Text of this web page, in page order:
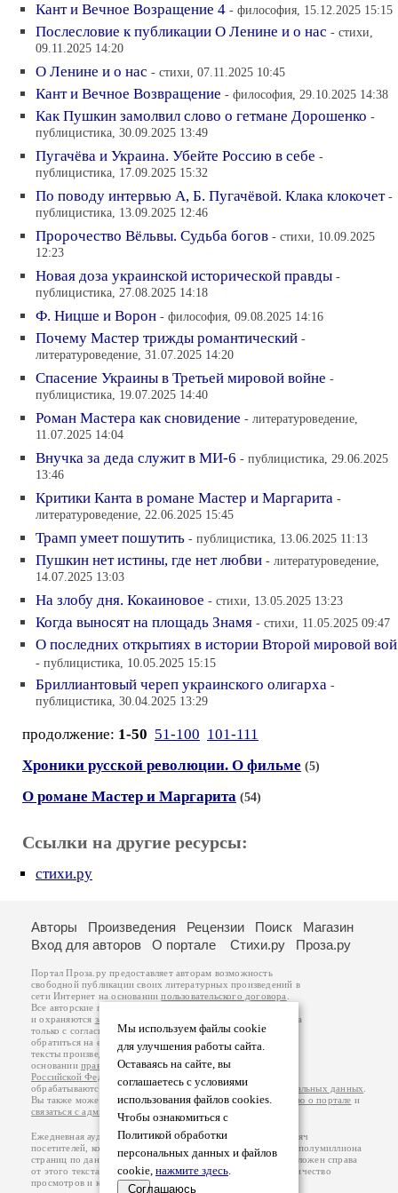
Кант и Вечное Возращение 4 - философия, 15.12.2025 15:15
Послесловие к публикации О Ленине и о нас - стихи,
09.11.2025 14:20
О Ленине и о нас - стихи, 07.11.2025 10:45
Кант и Вечное Возвращение - философия, 29.10.2025 14:38
Как Пушкин замолвил слово о гетмане Дорошенко -
публицистика, 30.09.2025 13:49
Пугачёва и Украина. Убейте Россию в себе -
публицистика, 17.09.2025 15:32
По поводу интервью А, Б. Пугачёвой. Клака клокочет -
публицистика, 13.09.2025 12:46
Пророчество Вёльвы. Судьба богов - стихи, 10.09.2025
12:23
Новая доза украинской исторической правды -
публицистика, 27.08.2025 14:18
Ф. Ницше и Ворон - философия, 09.08.2025 14:16
Почему Мастер трижды романтический -
литературоведение, 31.07.2025 14:20
Спасение Украины в Третьей мировой войне -
публицистика, 19.07.2025 14:40
Роман Мастера как сновидение - литературоведение,
11.07.2025 14:04
Внучка за деда служит в МИ-6 - публицистика, 29.06.2025
13:46
Критики Канта в романе Мастер и Маргарита -
литературоведение, 22.06.2025 15:45
Трамп умеет пошутить - публицистика, 13.06.2025 11:13
Пушкин нет истины, где нет любви - литературоведение,
14.07.2025 13:03
На злобу дня. Кокаиновое - стихи, 13.05.2025 13:23
Когда выносят на площадь Знамя - стихи, 11.05.2025 09:47
О последних открытиях в истории Второй мировой вой
- публицистика, 10.05.2025 15:15
Бриллиантовый череп украинского олигарха -
публицистика, 30.04.2025 13:29
продолжение: 1-50 51-100 101-111
Хроники русской революции. О фильме (5)
О романе Мастер и Маргарита (54)
Ссылки на другие ресурсы:
стихи.ру
Мы используем файлы cookie
для улучшения работы сайта.
Оставаясь на сайте, вы
соглашаетесь с условиями
использования файлов cookies.
Чтобы ознакомиться с
Политикой обработки
персональных данных и файлов
cookie, нажмите здесь.
Соглашаюсь
Авторы Произведения Рецензии Поиск
Магазин
Вход для авторов
О портале Стихи.ру Проза.ру
Портал Проза.ру предоставляет авторам возможность
свободной публикации своих литературных произведений в
сети Интернет на основаниипользовательского договора
Все авторские права на произведения принадлежат авторам
и охраняются законом
. Перепечатка произведений возможна
только с согласия его автора, к которому вы можете
обратиться на его авторской странице. Ответственность за
тексты произведений авторы несут самостоятельно на
основанииправил публикацииизаконодательства
Российской Федерации
обрабатываются на основанииПолитики обработки персональных данных
Вы также можете посмотреть более подробнуюинформацию о портале и
связаться с администрацией
Ежедневная аудитория портала Проза.ру – порядка 100 тысяч
посетителей, которые в общей сумме просматривают более полумиллиона
страниц по данным счетчика посещаемости, который расположен справа
от этого текста. В каждой графе указано по две цифры: количество
просмотров и количество посетителей.